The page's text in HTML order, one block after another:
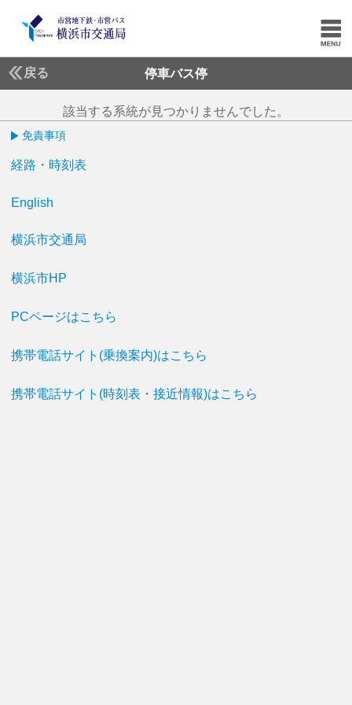
戻る 停車バス停
該当する系統が見つかりませんでした。
免責事項
経路・時刻表
English
横浜市交通局
横浜市HP
PCページはこちら
携帯電話サイト(乗換案内)はこちら
携帯電話サイト(時刻表・接近情報)はこちら